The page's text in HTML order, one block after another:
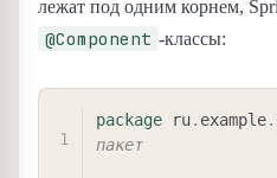
лежат под одним корнем,
@Component -классы:
package ru. example.
пакет